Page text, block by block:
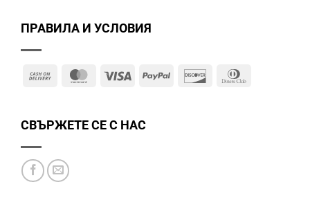
ПРАВИЛА И УСЛОВИЯ
Cash
MasterCard
Visa PayPal Discover
СВЪРЖЕТЕ СЕ С НАС